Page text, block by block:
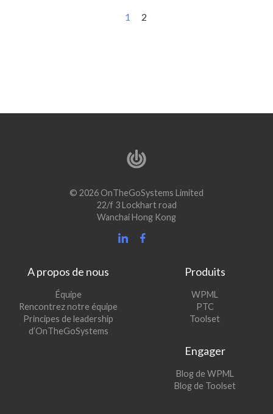
1 2
© 2026 OnTheGoSystems Limited
22/f 3 Lockhart road
Wanchai Hong Kong
A propos de nous
Équipe
Rencontrez notre équipe
Principes de leadership
d’OnTheGoSystems
Produits
WPML
une
PTC(s’ouvre
dans
fenêtre)
Toolset(s’ouvre
nouvelle
Engager
Blog de WPML
dans
Blog de Toolset(s’ouvre